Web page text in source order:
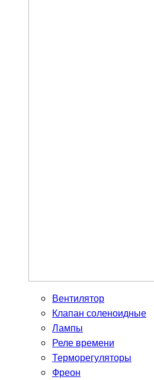
Вентилятор
Клапан соленоидные
Лампы
Реле времени
Терморегуляторы
Фреон